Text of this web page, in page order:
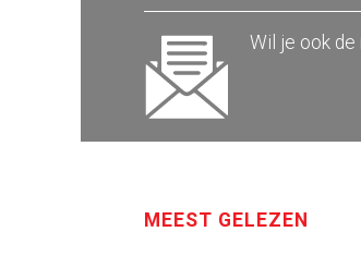
Wil je ook
MEEST GELEZEN